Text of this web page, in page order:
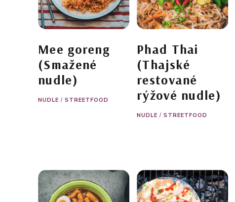
Mee goreng
(Smažené
nudle)
NUDLE / STREETFOOD
Phad Thai
(Thajské
restované
rýžové nudle)
NUDLE / STREETFOOD